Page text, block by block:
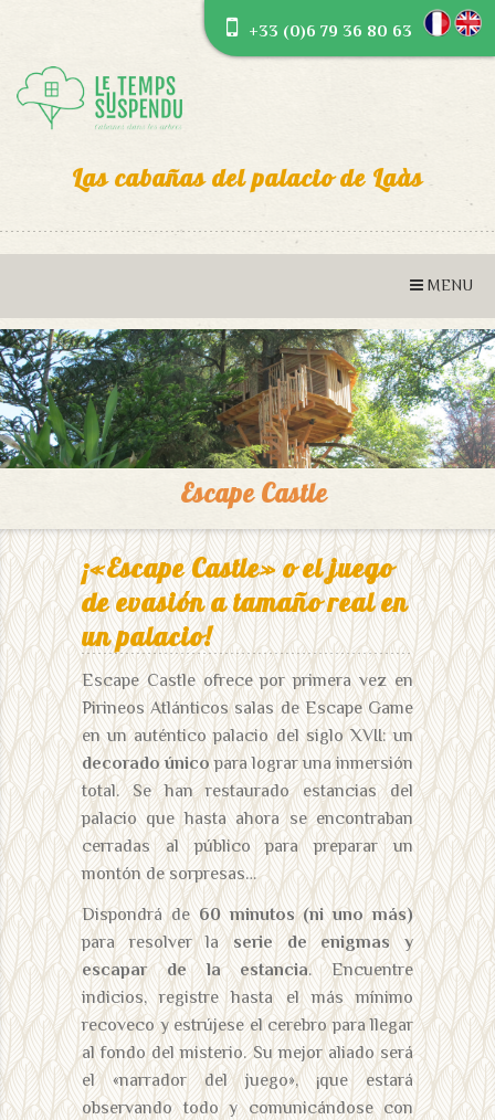
Las cabañas del palacio de Laàs
+33 (0)6 79 36 80 63
Escape Castle
¡«Escape Castle» o el juego
de evasión a tamaño real en
un palacio!
Escape Castle ofrece por primera vez en
Pirineos Atlánticos salas de Escape Game
en un auténtico palacio del siglo XVII: un
decorado únicopara lograr una inmersión
total. Se han restaurado estancias del
palacio que hasta ahora se encontraban
cerradas al público para preparar un
montón de sorpresas…
Dispondrá de60 minutos (ni uno más)
para resolver laserie de enigmas y
escapar de la estancia. Encuentre
indicios, registre hasta el más mínimo
recoveco y estrújese el cerebro para llegar
al fondo del misterio. Su mejor aliado será
el «narrador del juego», ¡que estará
observando todo y comunicándose con